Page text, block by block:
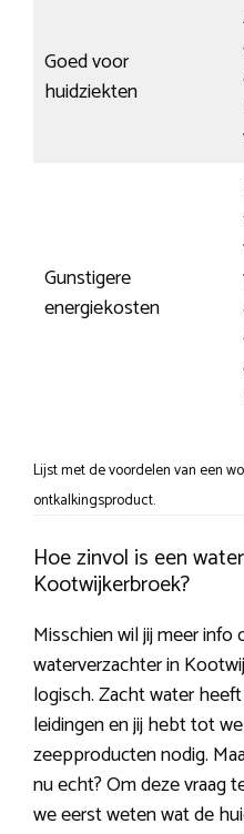
Goed voor
huidziekten
Gunstigere
energiekosten
Lijst met de voordelen van een
ontkalkingsproduct.
Hoe zinvol is een
Kootwijkerbroek?
Misschien wil jij meer
waterverzachter in
logisch. Zacht water
leidingen en jij hebt tot
zeepproducten nodig.
nu echt? Om deze vraag
we eerst weten wat de